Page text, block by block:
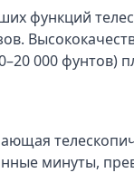
функций
000 фунтов)
минуты,